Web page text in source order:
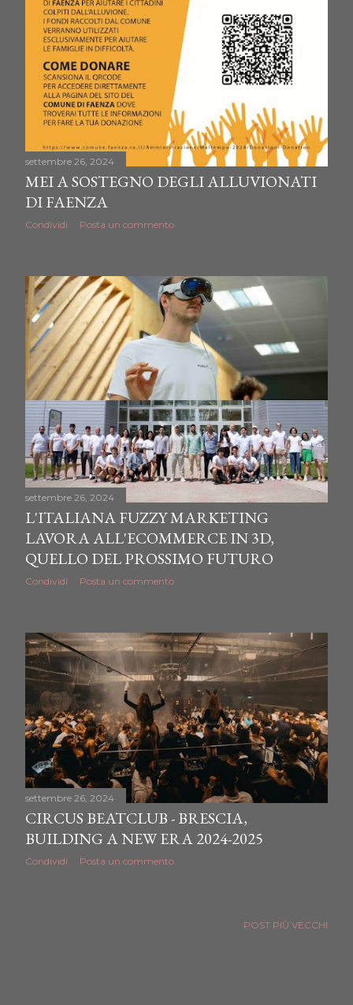
settembre 26, 2024
MEI A SOSTEGNO DEGLI ALLUVIONATI
DI FAENZA
Condividi Posta un commento
settembre 26, 2024
L'ITALIANA FUZZY MARKETING
LAVORA ALL'ECOMMERCE IN 3D,
QUELLO DEL PROSSIMO FUTURO
Condividi Posta un commento
settembre 26, 2024
CIRCUS BEATCLUB - BRESCIA,
BUILDING A NEW ERA 2024-2025
Condividi Posta un commento
POST PIÙ VECCHI